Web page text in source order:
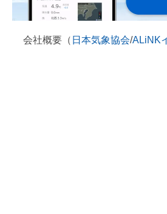
会社概要（ 日本気象協会/ALiNK